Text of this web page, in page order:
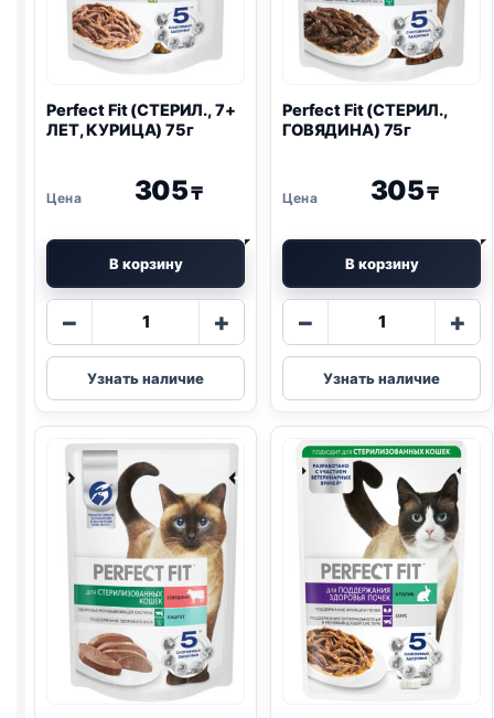
Perfect Fit (СТЕРИЛ., 7+
ЛЕТ, КУРИЦА) 75г
305₸
В корзину
−
Количество
Perfect
Fit
(СТЕРИЛ.,
7+
ЛЕТ,
КУРИЦА)
75г
+
Узнать наличие
Perfect Fit (СТЕРИЛ.,
ГОВЯДИНА) 75г
305₸
В корзину
−
Количество
Perfect
Fit
(СТЕРИЛ.,
ГОВЯДИНА)
75г
+
Узнать наличие